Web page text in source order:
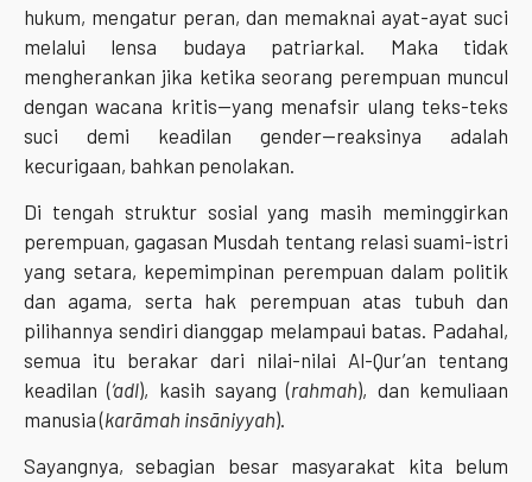
hukum, mengatur peran, dan memaknai ayat-ayat suci
melalui lensa budaya patriarkal. Maka tidak
mengherankan jika ketika seorang perempuan muncul
dengan wacana kritis—yang menafsir ulang teks-teks
suci demi keadilan gender—reaksinya adalah
kecurigaan, bahkan penolakan.
Di tengah struktur sosial yang masih meminggirkan
perempuan, gagasan Musdah tentang relasi suami-istri
yang setara, kepemimpinan perempuan dalam politik
dan agama, serta hak perempuan atas tubuh dan
pilihannya sendiri dianggap melampaui batas. Padahal,
semua itu berakar dari nilai-nilai Al-Qur’an tentang
keadilan (‘adl), kasih sayang (rahmah), dan kemuliaan
manusia (karāmah insāniyyah).
Sayangnya, sebagian besar masyarakat kita belum